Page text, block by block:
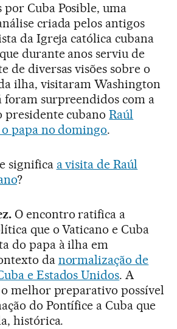
por Cuba Posible, uma
criada pelos antigos
da Igreja católica cubana
durante anos serviu de
de diversas visões sobre o
ilha, visitaram Washington
foram surpreendidos com a
presidente cubanoRaúl
papa no domingo.
significa a visita de Raúl
?
O encontro ratifica a
que o Vaticano e Cuba
do papa à ilha em
da normalização de
e Estados Unidos. A
melhor preparativo possível
do Pontífice a Cuba que
histórica.